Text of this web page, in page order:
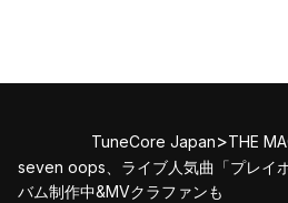
TuneCore Japan>THE
seven oops、ライブ人気曲「プレイ
バム制作中&MVクラファンも